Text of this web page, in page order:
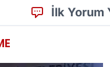
İlk Yorum